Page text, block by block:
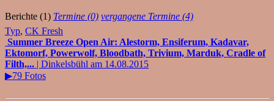
Berichte (1) Termine (0) vergangene Termine (4)
Typ, CK Fresh
Summer Breeze Open Air: Alestorm, Ensiferum, Kadavar,
Ektomorf, Powerwolf, Bloodbath, Trivium, Marduk, Cradle of
Filth,... | Dinkelsbühl am 14.08.2015
▶79 Fotos